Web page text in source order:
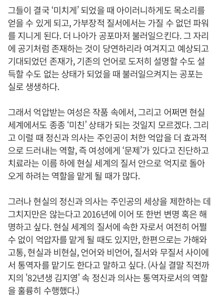
그들이 결국 ‘미치게’ 되었을 때 아이러니하게도 목소리를
얻을 수 있게 되고, 가부장적 질서에서는 가질 수 없던 파워
를 지니게 된다. 더 나아가 공포마저 불러일으킨다. 그 자리
에 공기처럼 존재하는 것이 당연하리라 여겨지고 예상되고
기대되었던 존재가, 기존의 언어로 도저히 설명할 수도 설
득할 수도 없는 상태가 되었을 때 불러일으켜지는 공포는
실로 생생하다.
그래서 억압받는 여성은 작품 속에서, 그리고 어쩌면 현실
세계에서도 종종 ‘미친’ 상태가 되는 것일지 모르겠다. 그리
고 이럴 때 정신과 의사는 주인공이 처한 억압을 더 효과적
으로 드러내는 역할, 즉 여성에게 ‘문제’가 있다고 진단하고
치료라는 이름 하에 현실 세계의 질서 안으로 억지로 돌아
오게 하려는 역할을 맡게 될 때가 많다.
그러나 현실의 정신과 의사는 주인공의 세상을 제한하는 데
그치지만은 않는다고 2016년에 이어 또 한번 변명 혹은 해
명하고 싶다. 현실 세계의 질서에 속한 자로서 여전히 어쩔
수 없이 억압자를 맡게 될 때도 있지만, 한편으로는 가해와
고통, 현실과 비현실, 언어와 비언어, 질서와 무질서 사이에
서 통역자를 맡기도 한다고 말하고 싶다. (사실 결말 직전까
지의 '82년생 김지영' 속 정신과 의사는 통역자로서의 역할
을 훌륭히 수행했다.)